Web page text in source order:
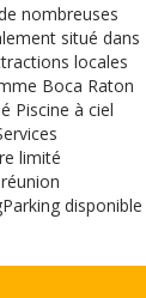
nombreuses
situé dans
locales
Boca Raton
Piscine à ciel
limité